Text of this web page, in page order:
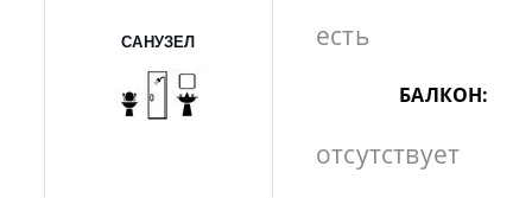
САНУЗЕЛ есть
БАЛКОН:
отсутствует